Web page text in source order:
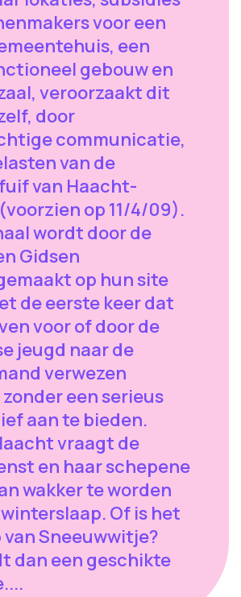
voor een
een
gebouw en
veroorzaakt dit
door
communicatie,
van de
van Haacht-
op 11/4/09).
wordt door de
Gidsen
op hun site
de eerste keer dat
voor of door de
jeugd naar de
verwezen
een serieus
aan te bieden.
vraagt de
en haar schepene
wakker te worden
Of is het
van Sneeuwwitje?
dan een geschikte